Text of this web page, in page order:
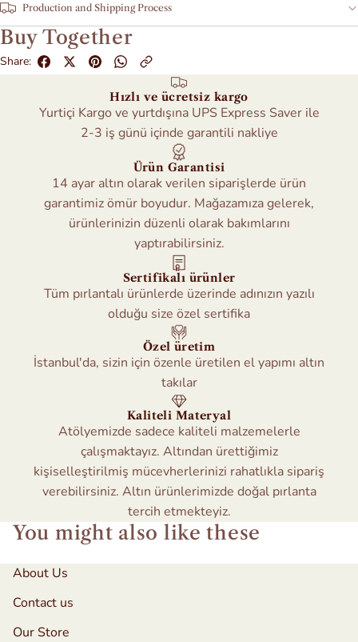
Production and Shipping Process
Buy Together
Share:
Hızlı ve ücretsiz kargo
Yurtiçi Kargo ve yurtdışına UPS Express Saver ile
2-3 iş günü içinde garantili nakliye
Ürün Garantisi
14 ayar altın olarak verilen siparişlerde ürün
garantimiz ömür boyudur. Mağazamıza gelerek,
ürünlerinizin düzenli olarak bakımlarını
yaptırabilirsiniz.
Sertifikalı ürünler
Tüm pırlantalı ürünlerde üzerinde adınızın yazılı
olduğu size özel sertifika
Özel üretim
İstanbul'da, sizin için özenle üretilen el yapımı altın
takılar
Kaliteli Materyal
Atölyemizde sadece kaliteli malzemelerle
çalışmaktayız. Altından ürettiğimiz
kişiselleştirilmiş mücevherlerinizi rahatlıkla sipariş
verebilirsiniz. Altın ürünlerimizde doğal pırlanta
tercih etmekteyiz.
You might also like these
About Us
Contact us
Our Store